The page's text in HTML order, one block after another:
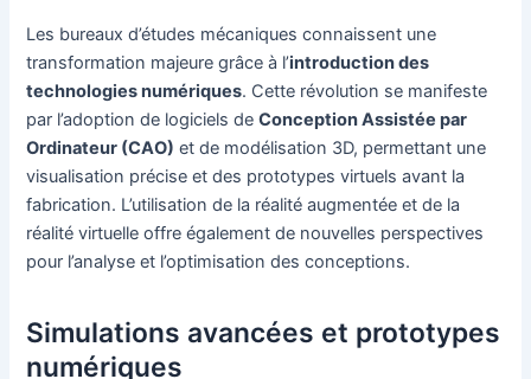
Les bureaux d’études mécaniques connaissent une
transformation majeure grâce à l’introduction des
technologies numériques. Cette révolution se manifeste
par l’adoption de logiciels deConception Assistée par
Ordinateur (CAO) et de modélisation 3D, permettant une
visualisation précise et des prototypes virtuels avant la
fabrication. L’utilisation de la réalité augmentée et de la
réalité virtuelle offre également de nouvelles perspectives
pour l’analyse et l’optimisation des conceptions.
Simulations avancées et prototypes
numériques